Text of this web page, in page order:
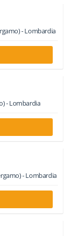
-Lombardia
-Lombardia
-Lombardia